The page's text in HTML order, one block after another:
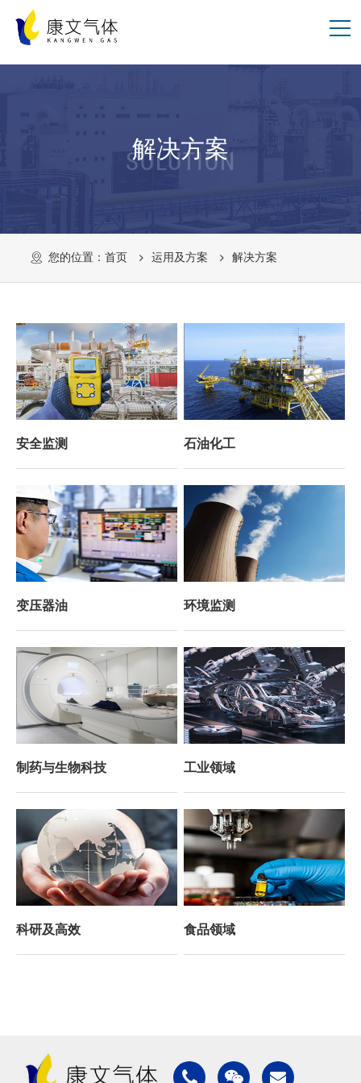
解决方案
SOLUTION
您的位置： 首页 运用及方案 解决方案
安全监测 石油化工
变压器油 环境监测
制药与生物科技 工业领域
科研及高效 食品领域